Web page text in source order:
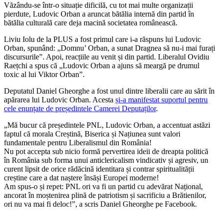
Văzându-se într-o situație dificilă, cu tot mai multe organizații
pierdute, Ludovic Orban a aruncat bătălia internă din partid în
bătălia culturală care deja macină societatea românească.
Liviu Iolu de la PLUS a fost primul care i-a răspuns lui Ludovic
Orban, spunând: „Domnu’ Orban, a sunat Dragnea să nu-i mai furați
discursurile”. Apoi, reacțiile au venit și din partid. Liberalul Ovidiu
Raețchi a spus că „Ludovic Orban a ajuns să meargă pe drumul
toxic al lui Viktor Orban”.
Deputatul Daniel Gheorghe a fost unul dintre liberalii care au sărit în
apărarea lui Ludovic Orban. Acesta și-a manifestat suportul pentru
cele enunțate de președintele Camerei Deputaților.
„Mă bucur că președintele PNL, Ludovic Orban, a accentuat astăzi
faptul că morala Creștină, Biserica și Națiunea sunt valori
fundamentale pentru Liberalismul din România!
Nu pot accepta sub nicio formă pervertirea ideii de dreapta politică
în România sub forma unui anticlericalism vindicativ și agresiv, un
curent lipsit de orice rădăcină identitara și contrar spiritualității
creștine care a dat naștere însăși Europei moderne!
Am spus-o și repet: PNL ori va fi un partid cu adevărat Național,
ancorat în moștenirea plină de patriotism și sacrificiu a Brătienilor,
ori nu va mai fi deloc!”, a scris Daniel Gheorghe pe Facebook.